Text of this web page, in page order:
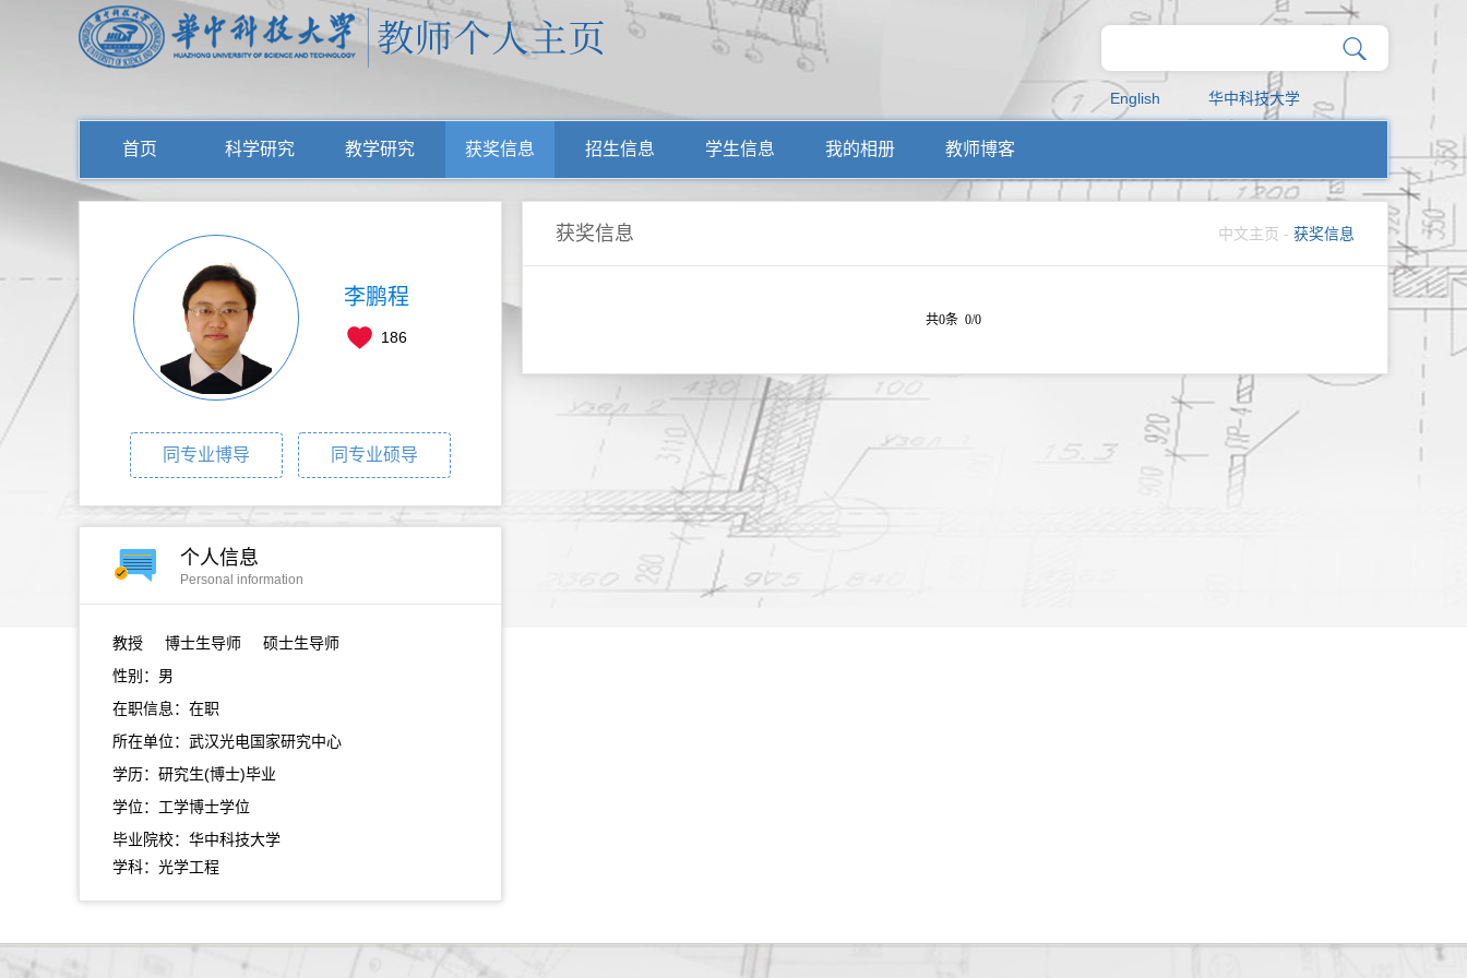
English 华中科技大学
首页 科学研究 教学研究 获奖信息 招生信息 学生信息 我的相册 教师博客
李鹏程
186
同专业博导 同专业硕导
个人信息
Personal information
教授
博士生导师 硕士生导师
性别：男
在职信息：在职
所在单位：武汉光电国家研究中心
学历：研究生(博士)毕业
学位：工学博士学位
毕业院校：华中科技大学
学科：光学工程
获奖信息 中文主页 - 获奖信息
共0条 0/0